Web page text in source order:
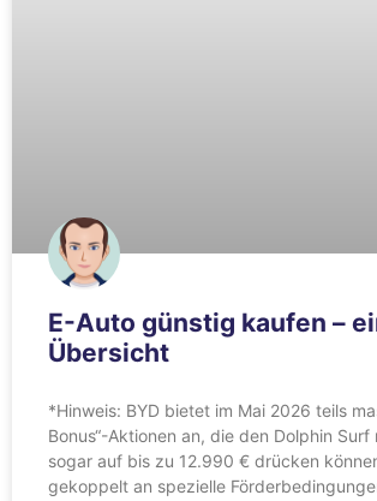
E-Auto günstig kaufen –
Übersicht
*Hinweis: BYD bietet im Mai 2026 teils
Bonus“-Aktionen an, die den Dolphin Surf
sogar auf bis zu 12.990 € drücken
gekoppelt an spezielle